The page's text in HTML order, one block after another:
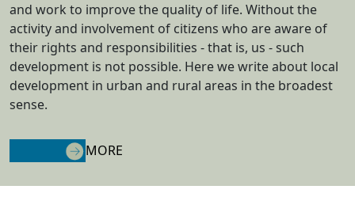
and work to improve the quality of life. Without the
activity and involvement of citizens who are aware of
their rights and responsibilities - that is, us - such
development is not possible. Here we write about local
development in urban and rural areas in the broadest
sense.
MORE